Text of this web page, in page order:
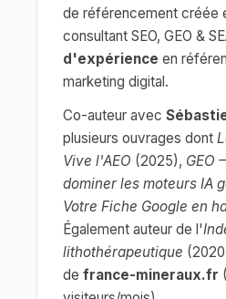
de référencement créée
consultant SEO, GEO &
d'expérience en
marketing digital.
Co-auteur avec
plusieurs ouvrages dont
Vive l'AEO (2025), GEO
dominer les moteurs IA
Votre Fiche Google en
Également auteur de l'
lithothérapeutique
de france-mineraux.fr